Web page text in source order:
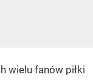
wielu fanów piłki